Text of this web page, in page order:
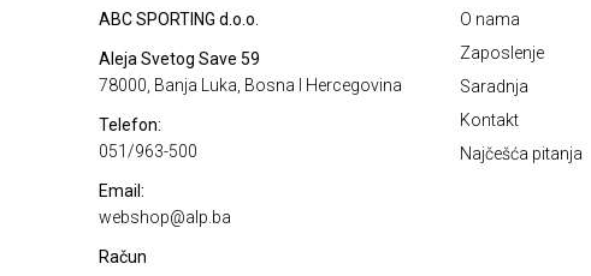
ABC SPORTING d.o.o.
Aleja Svetog Save 59
78000, Banja Luka, Bosna I Hercegovina
Telefon:
051/963-500
Email:
webshop@alp.ba
Račun
O nama
Zaposlenje
Saradnja
Kontakt
Najčešća pitanja